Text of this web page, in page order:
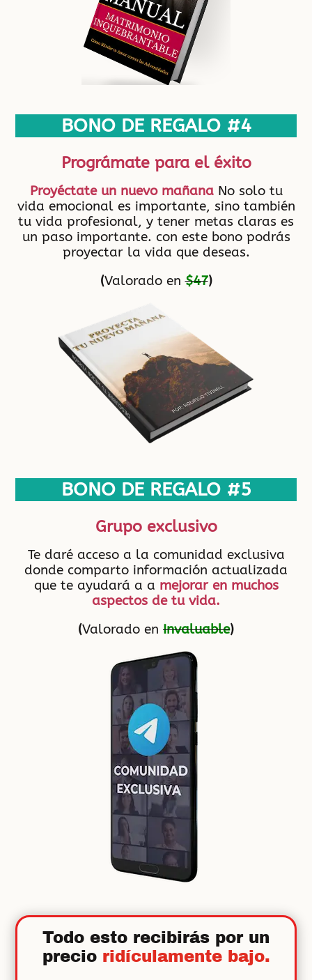
BONO DE REGALO #4
Prográmate para el éxito
Proyéctate un nuevo mañana No solo tu
vida emocional es importante, sino también
tu vida profesional, y tener metas claras es
un paso importante. con este bono podrás
proyectar la vida que deseas.
(Valorado en$47)
BONO DE REGALO #5
Grupo exclusivo
Te daré acceso a la comunidad exclusiva
donde comparto información actualizada
que te ayudará a a mejorar en muchos
aspectos de tu vida.
(Valorado en Invaluable)
Todo esto recibirás por un
precio ridículamente bajo.